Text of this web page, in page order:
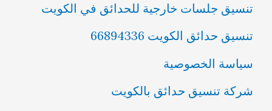
تنسيق جلسات خارجية للحدائق في الكويت
تنسيق حدائق الكويت 66894336
سياسة الخصوصية
شركة تنسيق حدائق بالكويت